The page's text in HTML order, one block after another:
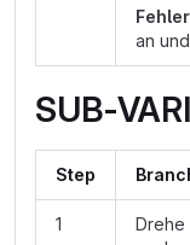
an
SUB-
Step
1
Drehe